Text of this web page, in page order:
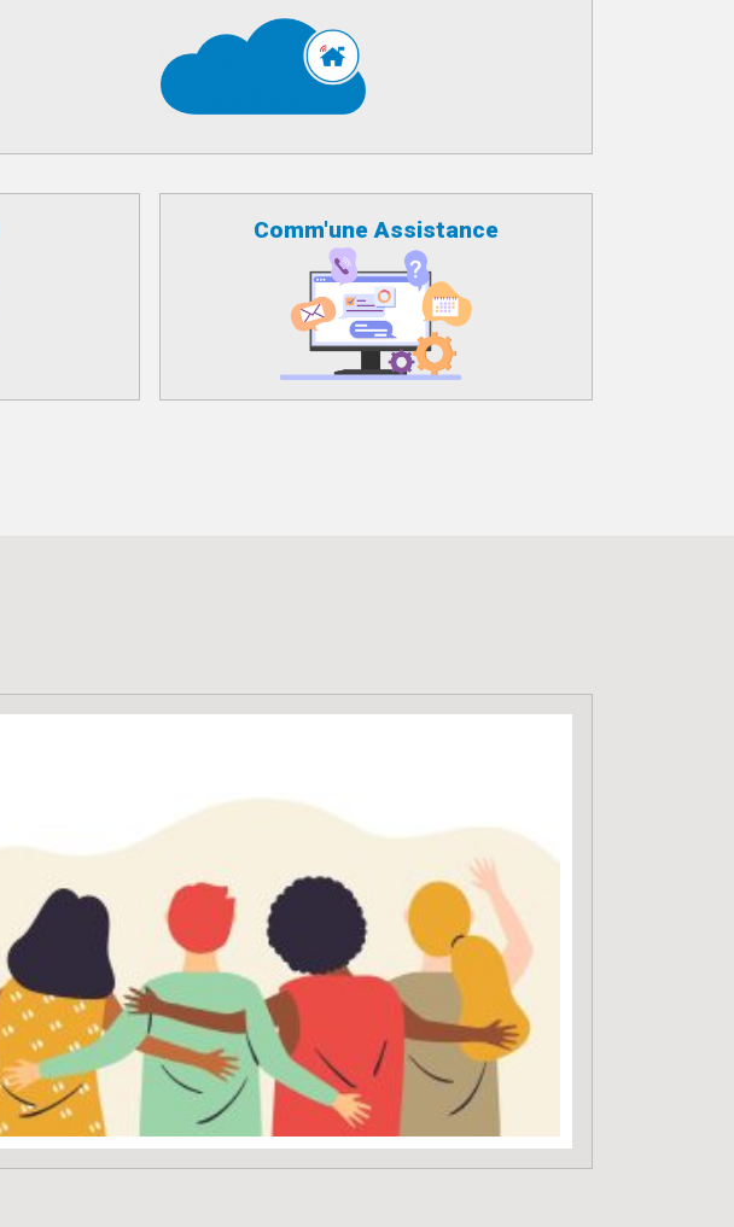
Comm'une Assistance